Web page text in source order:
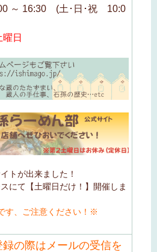
～ 16:30 (土･日･祝 10:0
日
トが出来ました！
にて【土曜日だけ！】開催しま
す、ご注意ください！※
の際はメールの受信を